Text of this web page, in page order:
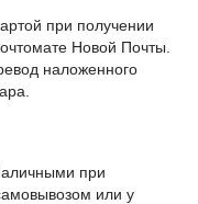
при получении
Новой Почты.
наложенного
при
или у